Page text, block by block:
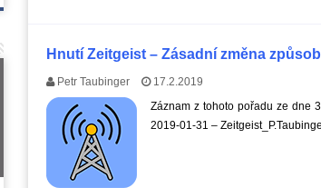
Hnutí Zeitgeist – Zásadní změna
Petr Taubinger
17.2.2019
Záznam z tohoto pořadu ze dne
2019-01-31 –